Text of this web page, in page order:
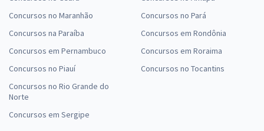
Concursos no Maranhão
Concursos na Paraíba
Concursos em Pernambuco
Concursos no Piauí
Concursos no Rio Grande do
Norte
Concursos em Sergipe
Concursos no Pará
Concursos em Rondônia
Concursos em Roraima
Concursos no Tocantins